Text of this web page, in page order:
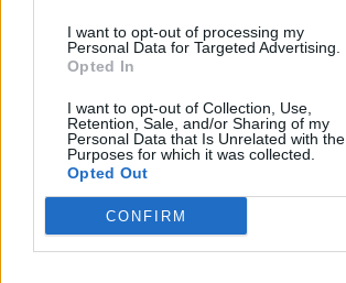
I want to opt-out of processing my
Personal Data for Targeted Advertising.
Opted In
I want to opt-out of Collection, Use,
Retention, Sale, and/or Sharing of my
Personal Data that Is Unrelated with the
Purposes for which it was collected.
Opted Out
CONFIRM